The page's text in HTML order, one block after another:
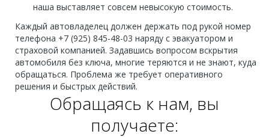
наша выставляет совсем невысокую стоимость.
Каждый автовладелец должен держать под рукой номер
телефона +7 (925) 845-48-03 наряду с эвакуатором и
страховой компанией. Задавшись вопросом вскрытия
автомобиля без ключа, многие теряются и не знают, куда
обращаться. Проблема же требует оперативного
решения и быстрых действий.
Обращаясь к нам, вы
получаете: